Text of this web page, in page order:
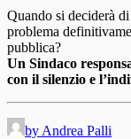
Quando si deciderà di
problema
pubblica?
Un Sindaco
con il silenzio e
by Andrea Palli